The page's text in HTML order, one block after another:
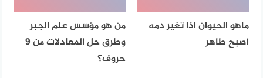
ماهو الحيوان اذا تغير دمه
اصبح طاهر
من هو مؤسس علم الجبر
وطرق حل المعادلات من 9
حروف؟